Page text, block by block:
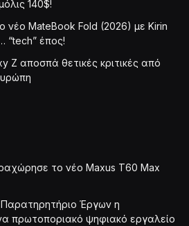
140$!
νέο MateBook Fold (2026) με Kirin
“tech” έπος!
Z αποσπά θετικές κριτικές από
το νέο Maxus T60 Max
Έργων η
πρωτοποριακό ψηφιακό εργαλείο